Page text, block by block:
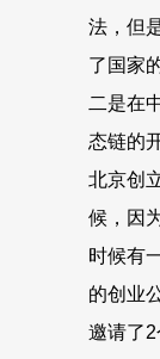
法，但
了国家
二是在
态链的
北京创
候，因
时候有
的创业
邀请了